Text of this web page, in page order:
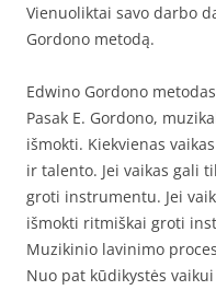
Vienuoliktai savo darbo
Gordono metodą.
Edwino Gordono metodas
Pasak E. Gordono,
išmokti. Kiekvienas
ir talento. Jei vaikas gali
groti instrumentu. Jei
išmokti ritmiškai groti
Muzikinio lavinimo
Nuo pat kūdikystės